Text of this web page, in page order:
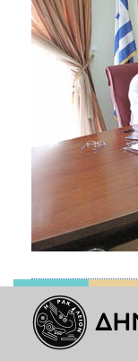
ΑΝΘΕΚΤΙΚΗ
ΠΟΛΗ